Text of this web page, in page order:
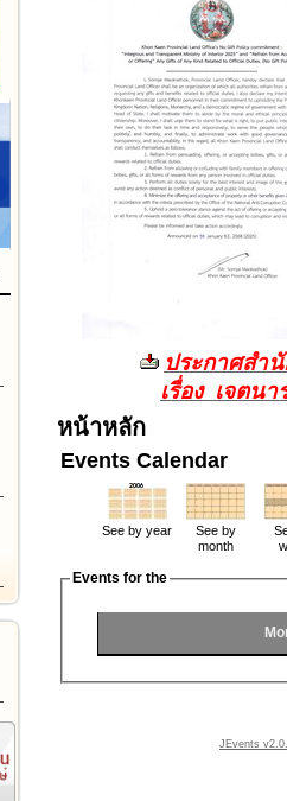
ประกาศสำ
เรื่อง เจตน
หน้าหลัก
Events Calendar
See by year
See by
month
Events for the
JEvents